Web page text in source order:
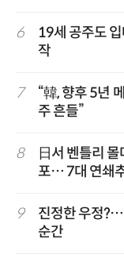
6
19세 공주도
작
7
“韓, 향후 5년
주 흔들”
8
日서 벤틀리
포… 7대 연쇄
9
진정한 우정?…
순간